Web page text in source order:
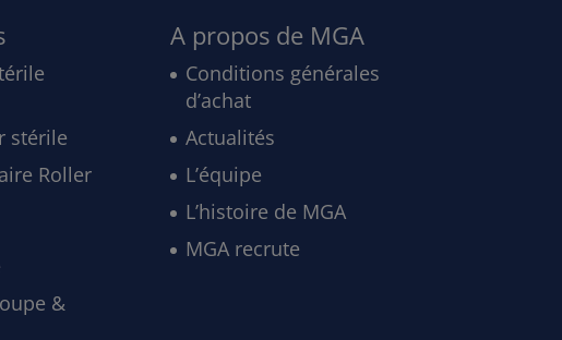
stérile
Roller
&
A propos de MGA
Conditions générales
d’achat
Actualités
L’équipe
L’histoire de MGA
MGA recrute